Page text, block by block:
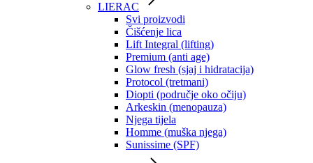
LIERAC
Svi proizvodi
Čišćenje lica
Lift Integral (lifting)
Premium (anti age)
Glow fresh (sjaj i hidratacija)
Protocol (tretmani)
Diopti (područje oko očiju)
Arkeskin (menopauza)
Njega tijela
Homme (muška njega)
Sunissime (SPF)